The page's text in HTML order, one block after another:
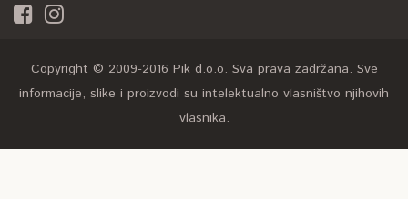
Copyright © 2009-2016 Pik d.o.o. Sva prava zadržana. Sve
informacije, slike i proizvodi su intelektualno vlasništvo njihovih
vlasnika.